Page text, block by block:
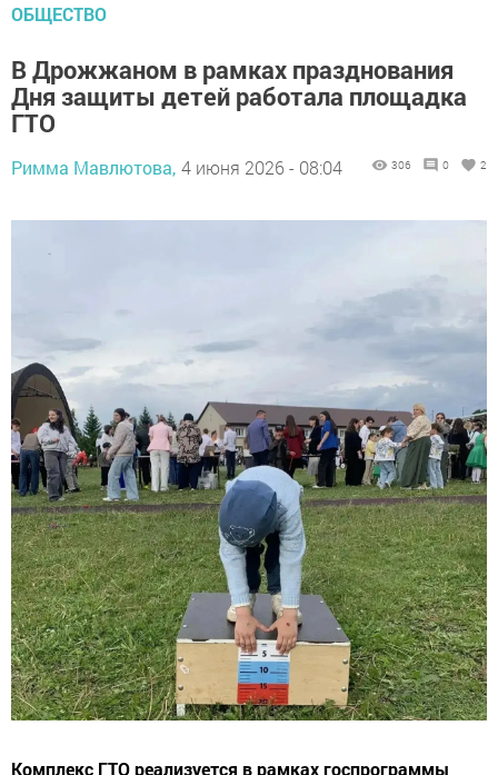
ОБЩЕСТВО
В Дрожжаном в рамках празднования
Дня защиты детей работала площадка
ГТО
Римма Мавлютова, 4 июня 2026 - 08:04 306 0 2
Комплекс ГТО реализуется в рамках госпрограммы